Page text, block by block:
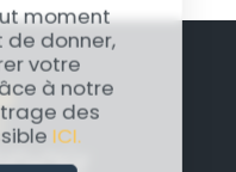
moment
donner,
votre
à notre
des
ICI.